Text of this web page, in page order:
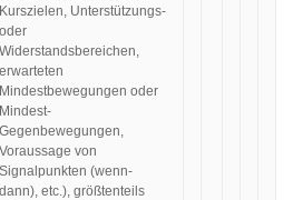
Kurszielen, Unterstützungs-
oder
Widerstandsbereichen,
erwarteten
Mindestbewegungen oder
Mindest-
Gegenbewegungen,
Voraussage von
Signalpunkten (wenn-
dann), etc.), größtenteils